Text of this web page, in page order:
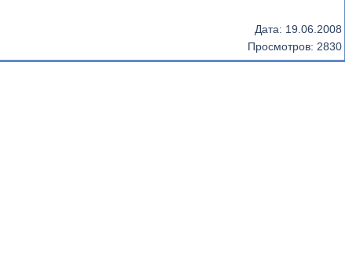
Дата: 19.06.2008
Просмотров: 2830